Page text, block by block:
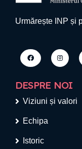
Urmărește INP și
DESPRE NOI
Viziuni și valori
Echipa
Istoric